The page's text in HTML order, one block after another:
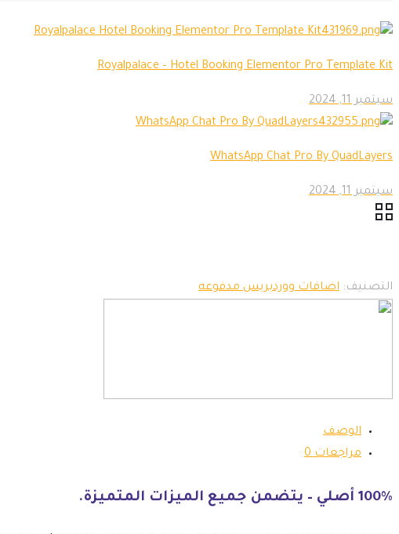
Royalpalace – Hotel Booking Elementor Pro Template Kit
سبتمبر 11, 2024
WhatsApp Chat Pro By QuadLayers
سبتمبر 11, 2024
التصنيف: اضافات ووردبريس مدفوعه
الوصف
مراجعات0
100% أصلي – يتضمن جميع الميزات المتميزة.